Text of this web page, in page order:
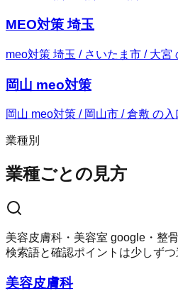
MEO対策 埼玉
meo対策 埼玉 / さいたま市 / 大宮
岡山 meo対策
岡山 meo対策 / 岡山市 / 倉敷 の入
業種別
業種ごとの見方
美容皮膚科・美容室 google・整
検索語と確認ポイントは少しずつ
美容皮膚科